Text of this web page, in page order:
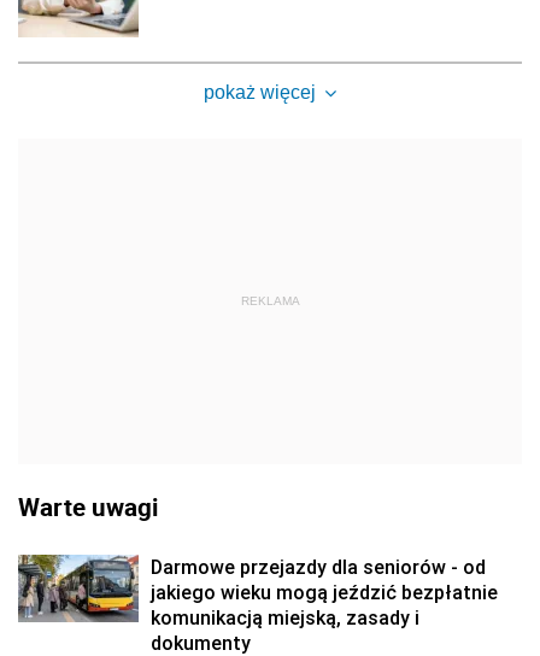
pokaż więcej
REKLAMA
Warte uwagi
Darmowe przejazdy dla seniorów - od
jakiego wieku mogą jeździć bezpłatnie
komunikacją miejską, zasady i
dokumenty